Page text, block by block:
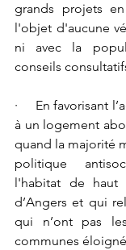
grands projets
l'objet d'aucune
ni avec la
conseils
·     En favorisant
à un logement
quand la majorité
politique
l'habitat de haut
d’Angers et qui
qui n’ont pas
communes